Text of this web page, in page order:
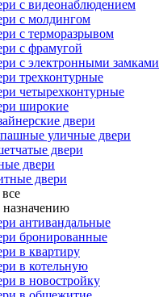
с видеонаблюдением
с молдингом
с терморазрывом
с фрамугой
с электронными замками
трехконтурные
четырехконтурные
широкие
двери
уличные двери
двери
двери
двери
антивандальные
бронированные
в квартиру
в котельную
в новостройку